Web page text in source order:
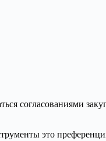
согласованиями
это